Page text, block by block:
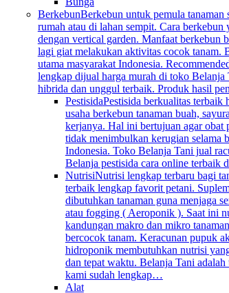
BerkebunBerkebun untuk pemula tanaman
rumah atau di lahan sempit. Cara
dengan vertical garden. Manfaat berkebun
lagi giat melakukan aktivitas cocok tanam.
utama masyarakat Indonesia.
lengkap dijual harga murah di toko Belanja
hibrida dan unggul terbaik. Produk hasil
PestisidaPestisida berkualitas terbaik
usaha berkebun tanaman buah,
kerjanya. Hal ini bertujuan agar obat
tidak menimbulkan kerugian selama
Indonesia. Toko Belanja Tani jual
Belanja pestisida cara online terbaik
NutrisiNutrisi lengkap terbaru bagi
terbaik lengkap favorit petani.
dibutuhkan tanaman guna menjaga
atau fogging ( Aeroponik ). Saat ini
kandungan makro dan mikro
bercocok tanam. Keracunan pupuk
hidroponik membutuhkan nutrisi
dan tepat waktu. Belanja Tani
kami sudah lengkap…
Alat